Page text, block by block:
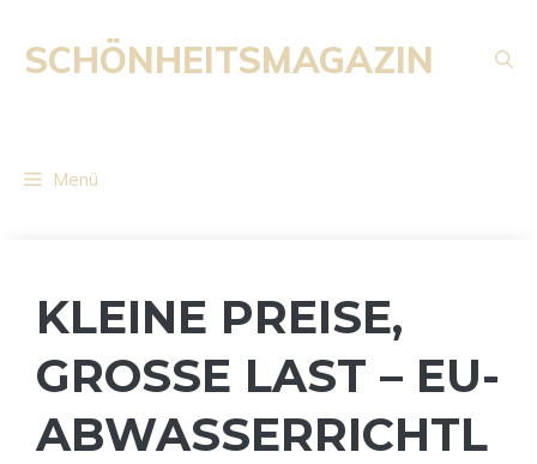
Inhalt
springen
SCHÖNHEITSMAGAZIN
Menü
KLEINE PREISE,
GROSSE LAST – EU-A
BWASSERRICHTLI